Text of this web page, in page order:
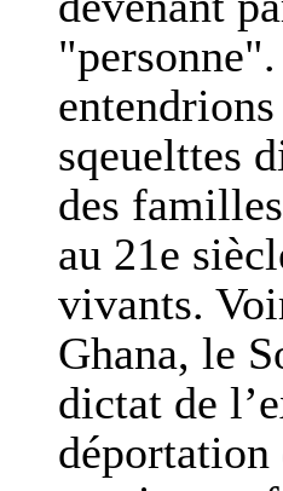
sqeuelttes
des
au 21e
vivants.
Ghana, le
dictat de